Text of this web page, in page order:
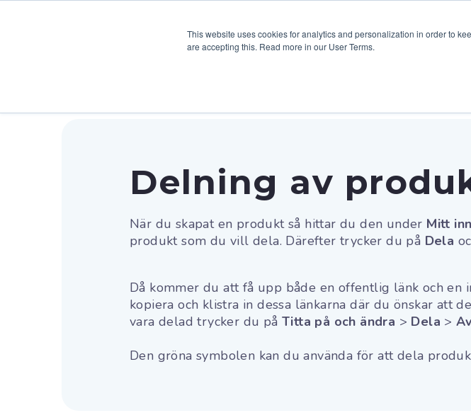
This website uses cookies for analytics and personalization in order to
are accepting this. Read more in our User Terms.
Delning av
När du skapat en produkt så hittar du den under Mitt
produkt som du vill dela. Därefter trycker du på Dela
Då kommer du att få upp både en offentlig länk och
kopiera och klistra in dessa länkarna där du önskar att
vara delad trycker du på Titta på och ändra > Dela >
Den gröna symbolen kan du använda för att dela